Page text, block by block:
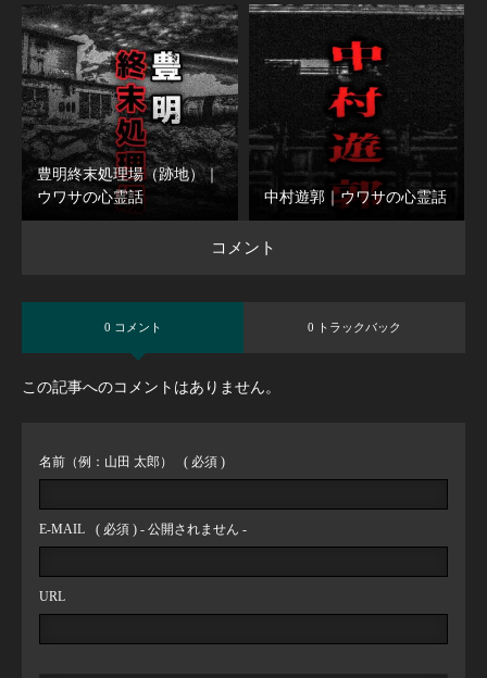
豊明終末処理場（跡地）｜
ウワサの心霊話
中村遊郭｜ウワサの心霊話
コメント
0 コメント 0 トラックバック
この記事へのコメントはありません。
名前（例：山田 太郎） ( 必須 )
E-MAIL ( 必須 ) - 公開されません -
URL